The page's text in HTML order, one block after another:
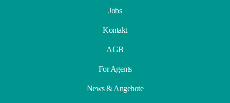
Jobs
Kontakt
AGB
For Agents
News & Angebote